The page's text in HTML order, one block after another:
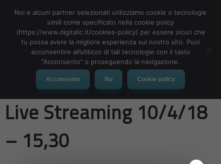
MENU
Manufacturing Trends
Live Streaming 10/4/18
– 15,30
Noi e alcuni partner selezionati utilizziamo cookie o tecnologie
simili come specificato nella cookie policy
(https://www.digitalic.it/cookies-policy) per essere sicuri che
tu possa avere la migliore esperienza sul nostro sito. Puoi
acconsentire all’utilizzo di tali tecnologie con il tasto
"Acconsento" o proseguendo la navigazione.
Acconsento No Cookie policy